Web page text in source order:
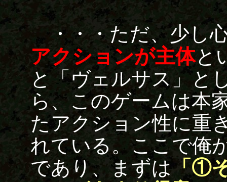
・・・ただ、少し
アクションが主体と
と「ヴェルサス」と
ら、このゲームは本
たアクション性に重
れている。ここで俺
であり、まずは「①